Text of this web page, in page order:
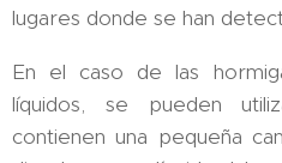
lugares donde se han
En el caso de las
líquidos, se pueden
contienen una pequeña